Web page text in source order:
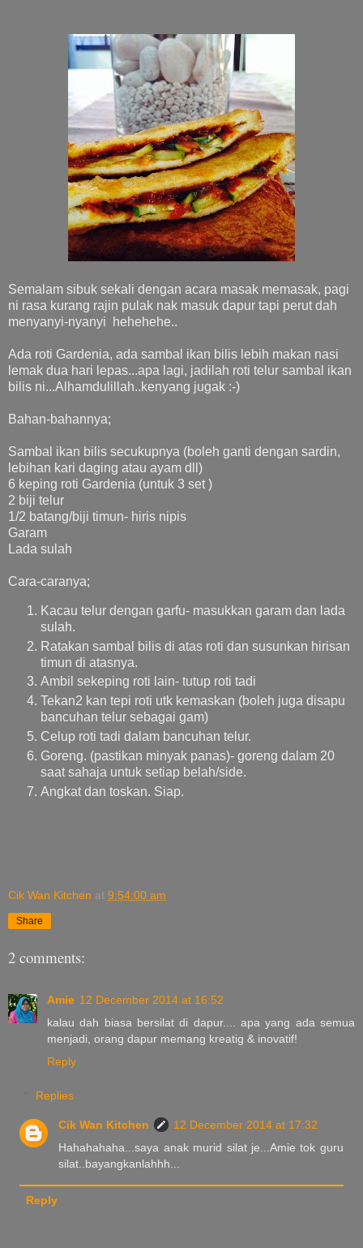
Semalam sibuk sekali dengan acara masak memasak, pagi
ni rasa kurang rajin pulak nak masuk dapur tapi perut dah
menyanyi-nyanyi hehehehe..
Ada roti Gardenia, ada sambal ikan bilis lebih makan nasi
lemak dua hari lepas...apa lagi, jadilah roti telur sambal ikan
bilis ni...Alhamdulillah..kenyang jugak :-)
Bahan-bahannya;
Sambal ikan bilis secukupnya (boleh ganti dengan sardin,
lebihan kari daging atau ayam dll)
6 keping roti Gardenia (untuk 3 set )
2 biji telur
1/2 batang/biji timun- hiris nipis
Garam
Lada sulah
Cara-caranya;
Kacau telur dengan garfu- masukkan garam dan lada
sulah.
Ratakan sambal bilis di atas roti dan susunkan hirisan
timun di atasnya.
Ambil sekeping roti lain- tutup roti tadi
Tekan2 kan tepi roti utk kemaskan (boleh juga disapu
bancuhan telur sebagai gam)
Celup roti tadi dalam bancuhan telur.
Goreng. (pastikan minyak panas)- goreng dalam 20
saat sahaja untuk setiap belah/side.
Angkat dan toskan. Siap.
Cik Wan Kitchen at 9:54:00 am
Share
2 comments:
Amie 12 December 2014 at 16:52
kalau dah biasa bersilat di dapur.... apa yang ada semua
menjadi, orang dapur memang kreatig & inovatif!
Reply
Replies
Cik Wan Kitchen
12 December 2014 at 17:32
Hahahahaha...saya anak murid silat je...Amie tok guru
silat..bayangkanlahhh...
Reply